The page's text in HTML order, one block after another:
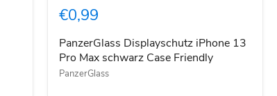
Pro
schwarz
Case
Friendly
€0,99
PanzerGlass Displayschutz iPhone 13
Pro Max schwarz Case Friendly
PanzerGlass